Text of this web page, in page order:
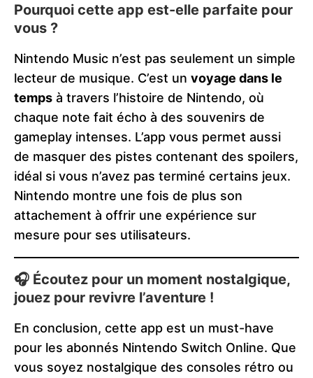
Pourquoi cette app est-elle parfaite pour
vous ?
Nintendo Music n’est pas seulement un simple
lecteur de musique. C’est un voyage dans le
temps à travers l’histoire de Nintendo, où
chaque note fait écho à des souvenirs de
gameplay intenses. L’app vous permet aussi
de masquer des pistes contenant des spoilers,
idéal si vous n’avez pas terminé certains jeux.
Nintendo montre une fois de plus son
attachement à offrir une expérience sur
mesure pour ses utilisateurs.
🎧 Écoutez pour un moment nostalgique,
jouez pour revivre l’aventure !
En conclusion, cette app est un must-have
pour les abonnés Nintendo Switch Online. Que
vous soyez nostalgique des consoles rétro ou